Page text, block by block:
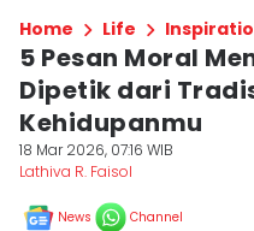
Home Life
5 Pesan Moral
Dipetik dari
Kehidupanmu
18 Mar 2026, 07:16 WIB
Lathiva R. Faisol
News Channel